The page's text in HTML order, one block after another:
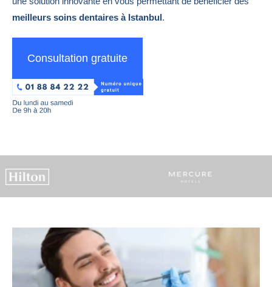
meilleurs soins dentaires à Istanbul.
Consultation gratuite